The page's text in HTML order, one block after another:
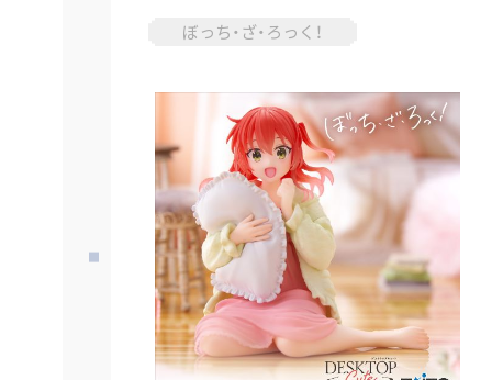
ぼっち・ざ・ろっく！